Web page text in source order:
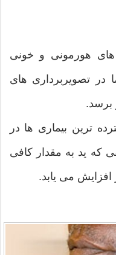
هورمونی و خونی
در تصویربرداری های
برسد.
ترین بیماری ها در
که ید به مقدار کافی